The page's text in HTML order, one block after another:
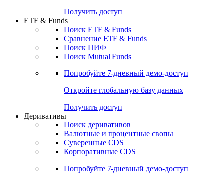
Попробуйте7-дневный
Откройте глобальную базу данных
Получить доступ
ETF & Funds
Сравнение ETF & Funds
Поиск Mutual Funds
Попробуйте7-дневный
Откройте глобальную базу данных
Получить доступ
Деривативы
Валютные и процентные свопы